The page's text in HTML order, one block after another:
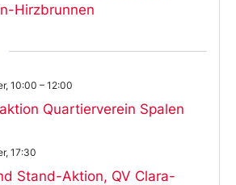
Hirzbrunnen
Quartierverein Spalen
10:00 – 12:00
Stand-Aktion, QV Clara-
17:30